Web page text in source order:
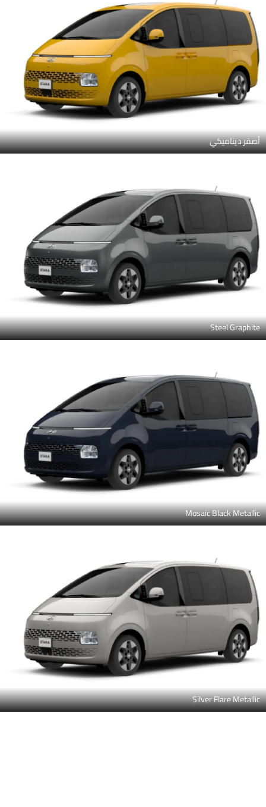
أصفر ديناميكي
Steel Graphite
Mosaic Black Metallic
Silver Flare Metallic